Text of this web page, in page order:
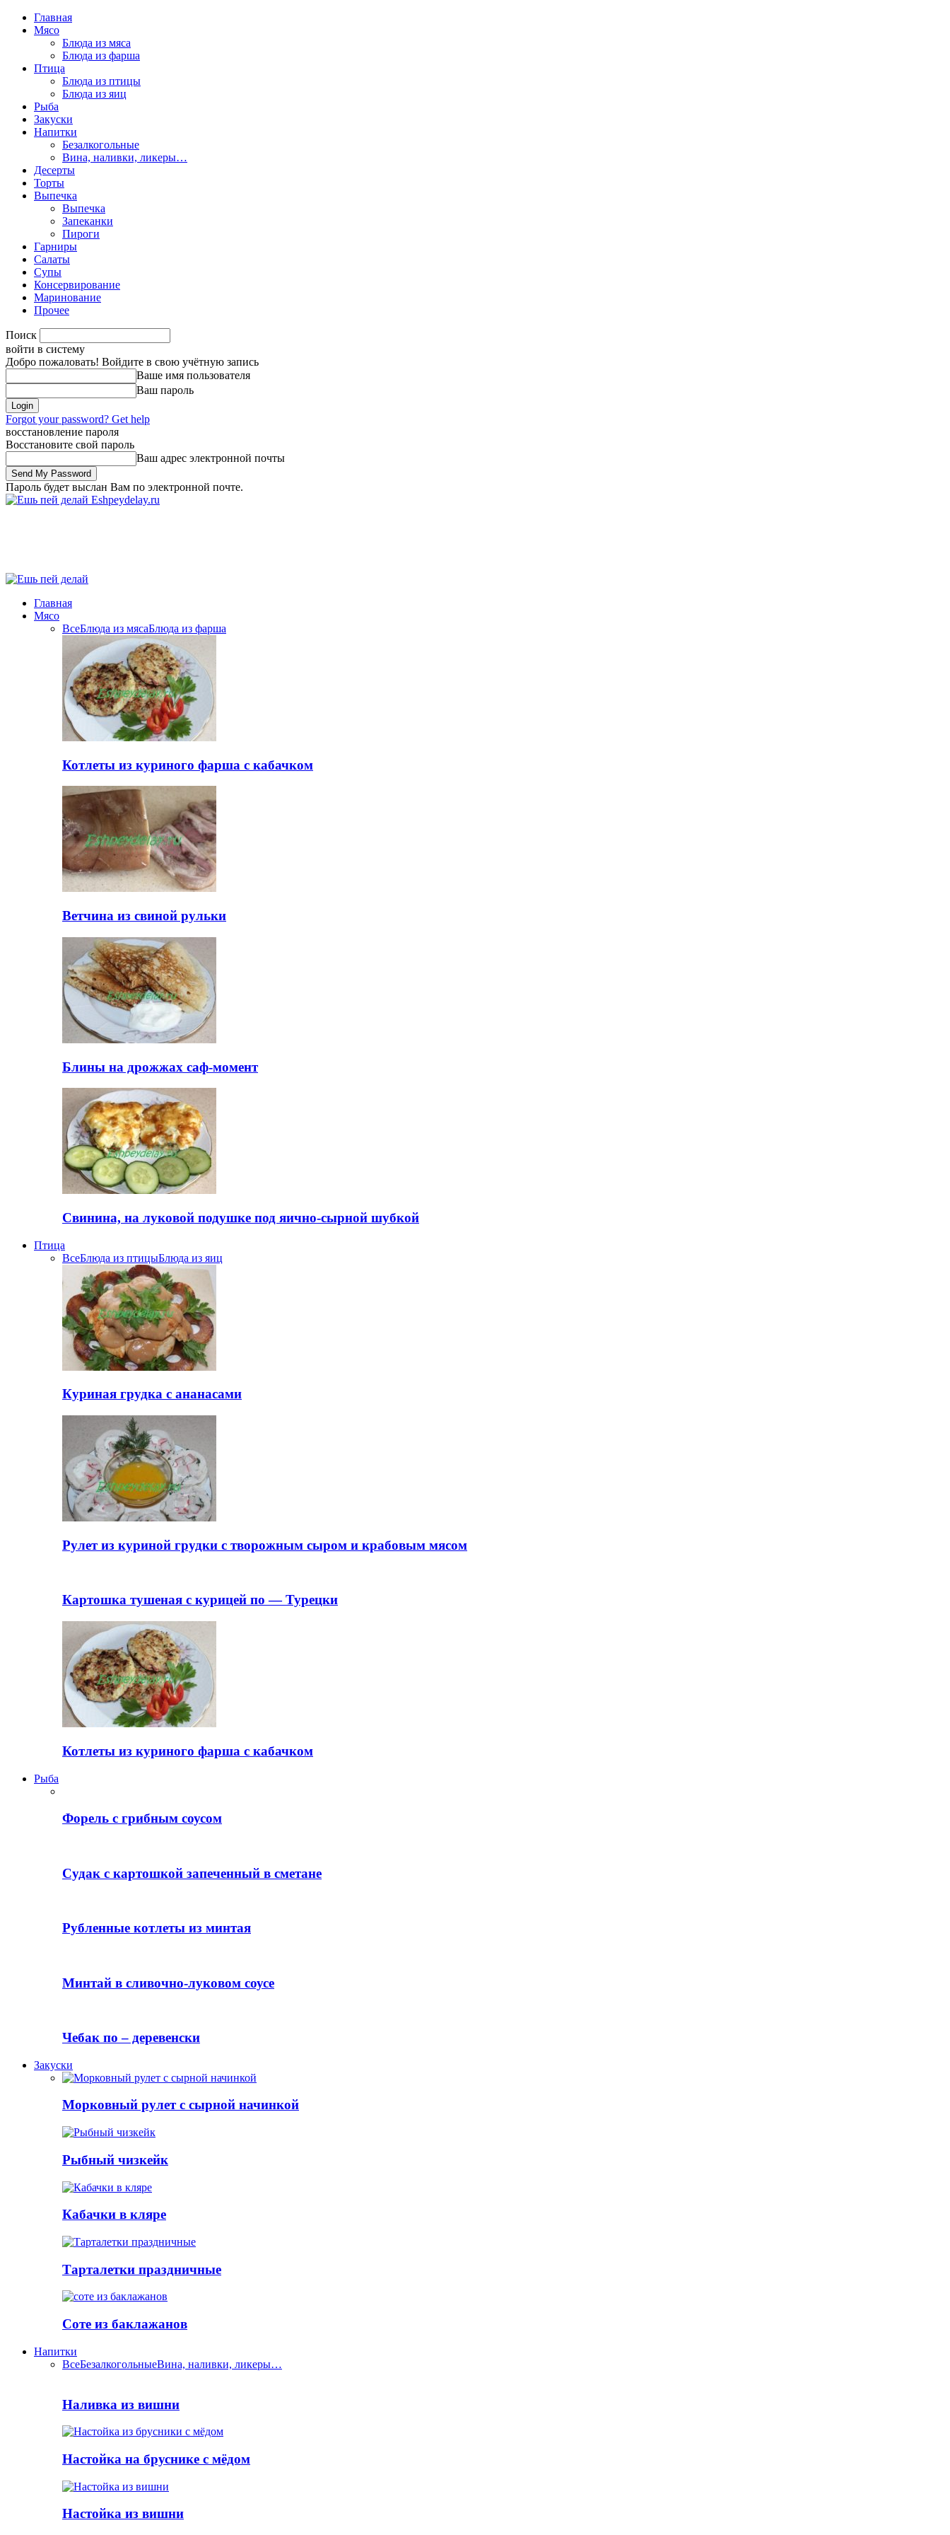
Главная
Мясо
Блюда из мяса
Блюда из фарша
Птица
Блюда из птицы
Блюда из яиц
Рыба
Закуски
Напитки
Безалкогольные
Вина, наливки, ликеры…
Десерты
Торты
Выпечка
Выпечка
Запеканки
Пироги
Гарниры
Салаты
Супы
Консервирование
Маринование
Прочее
Поиск
войти в систему
Добро пожаловать! Войдите в свою учётную запись
Ваше имя пользователя
Ваш пароль
Forgot your password? Get help
восстановление пароля
Восстановите свой пароль
Ваш адрес электронной почты
Пароль будет выслан Вам по электронной почте.
Eshpeydelay.ru
Главная
Мясо
ВсеБлюда из мясаБлюда из фарша
Котлеты из куриного фарша с кабачком
Ветчина из свиной рульки
Блины на дрожжах саф-момент
Свинина, на луковой подушке под яично-сырной шубкой
Птица
ВсеБлюда из птицыБлюда из яиц
Куриная грудка с ананасами
Рулет из куриной грудки с творожным сыром и крабовым мясом
Картошка тушеная с курицей по — Турецки
Котлеты из куриного фарша с кабачком
Рыба
Форель с грибным соусом
Судак с картошкой запеченный в сметане
Рубленные котлеты из минтая
Минтай в сливочно-луковом соусе
Чебак по – деревенски
Закуски
Морковный рулет с сырной начинкой
Рыбный чизкейк
Кабачки в кляре
Тарталетки праздничные
Соте из баклажанов
Напитки
ВсеБезалкогольныеВина, наливки, ликеры…
Наливка из вишни
Настойка на бруснике с мёдом
Настойка из вишни